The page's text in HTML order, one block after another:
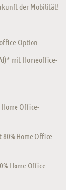
der Mobilität!
Option
mit Homeoffice-
Office-
Home Office-
Home Office-